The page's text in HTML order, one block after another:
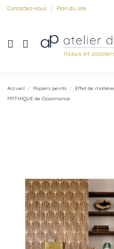
Contactez-nous Plan du site
Accueil Papiers peints Effet de matière
MYTHIQUE de Casamance